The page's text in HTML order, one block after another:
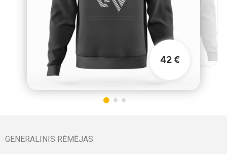
42 €
GENERALINIS RĖMĖJAS